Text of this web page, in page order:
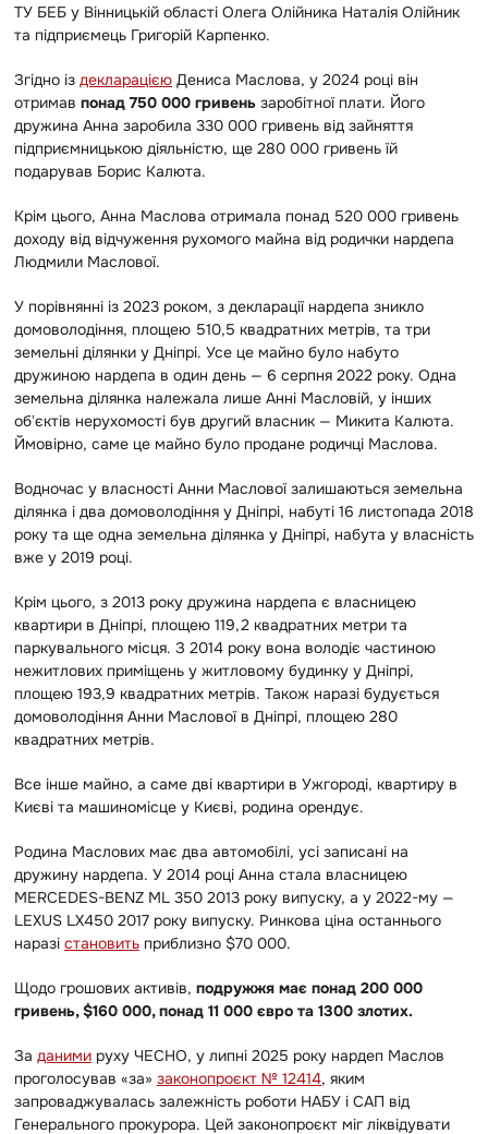
ТУ БЕБ у Вінницькій області Олега Олійника Наталія Олійник
та підприємець Григорій Карпенко.
Згідно із декларацією Дениса Маслова, у 2024 році він
отримав понад 750 000 гривень заробітної плати. Його
дружина Анна заробила 330 000 гривень від зайняття
підприємницькою діяльністю, ще 280 000 гривень їй
подарував Борис Калюта.
Крім цього, Анна Маслова отримала понад 520 000 гривень
доходу від відчуження рухомого майна від родички нардепа
Людмили Маслової.
У порівнянні із 2023 роком, з декларації нардепа зникло
домоволодіння, площею 510,5 квадратних метрів, та три
земельні ділянки у Дніпрі. Усе це майно було набуто
дружиною нардепа в один день — 6 серпня 2022 року. Одна
земельна ділянка належала лише Анні Масловій, у інших
обʼєктів нерухомості був другий власник — Микита Калюта.
Ймовірно, саме це майно було продане родичці Маслова.
Водночас у власності Анни Маслової залишаються земельна
ділянка і два домоволодіння у Дніпрі, набуті 16 листопада 2018
року та ще одна земельна ділянка у Дніпрі, набута у власність
вже у 2019 році.
Крім цього, з 2013 року дружина нардепа є власницею
квартири в Дніпрі, площею 119,2 квадратних метри та
паркувального місця. З 2014 року вона володіє частиною
нежитлових приміщень у житловому будинку у Дніпрі,
площею 193,9 квадратних метрів. Також наразі будується
домоволодіння Анни Маслової в Дніпрі, площею 280
квадратних метрів.
Все інше майно, а саме дві квартири в Ужгороді, квартиру в
Києві та машиномісце у Києві, родина орендує.
Родина Маслових має два автомобілі, усі записані на
дружину нардепа. У 2014 році Анна стала власницею
MERCEDES-BENZ ML 350 2013 року випуску, а у 2022-му —
LEXUS LX450 2017 року випуску. Ринкова ціна останнього
наразі становить приблизно $70 000.
Щодо грошових активів, подружжя має понад 200 000
гривень, $160 000, понад 11 000 євро та 1300 злотих.
За даними руху ЧЕСНО, у липні 2025 року нардеп Маслов
проголосував «за» законопроєкт № 12414, яким
запроваджувалась залежність роботи НАБУ і САП від
Генерального прокурора. Цей законопроєкт міг ліквідувати